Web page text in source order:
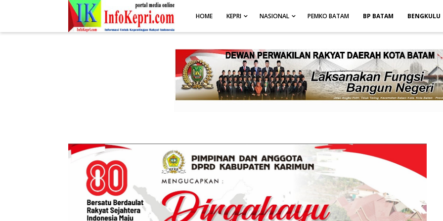
.post-body img { display: block; margin: 0 auto; max-width: 100%; height: auto; }
HOME KEPRI NASIONAL PEMKO BATAM BP BATAM BENGKULU